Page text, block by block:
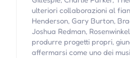
ulteriori collaborazioni al
Henderson, Gary Burton,
Joshua Redman,
produrre progetti propri,
affermarsi come uno dei